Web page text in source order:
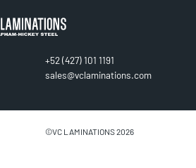
CONTACT
+52 (427) 101 1191
sales@vclaminations.com
©VC LAMINATIONS 2026